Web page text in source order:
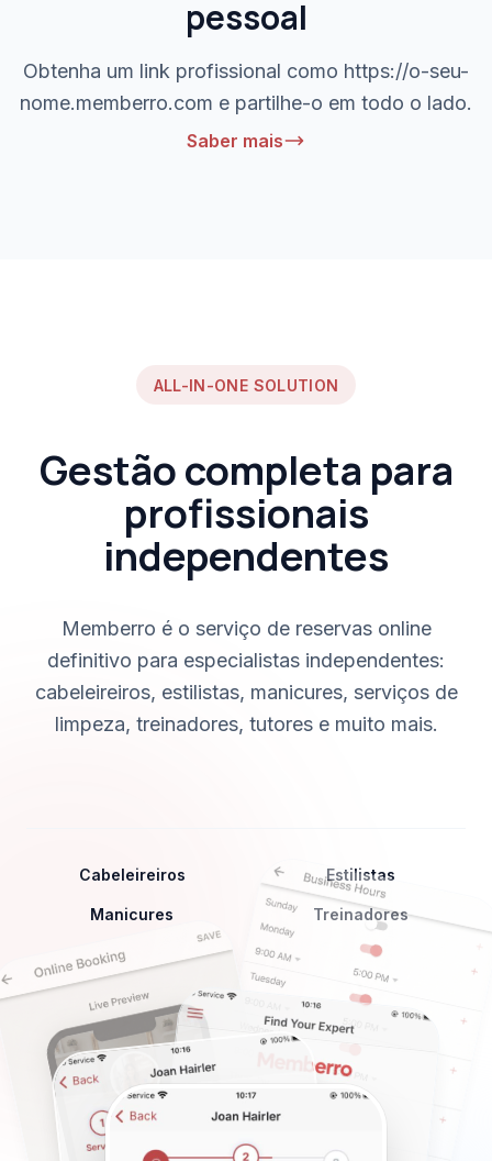
pessoal
Obtenha um link profissional como https://o-seu-
nome.memberro.com e partilhe-o em todo o lado.
Saber mais
ALL-IN-ONE SOLUTION
Gestão completa para
profissionais
independentes
Memberro é o serviço de reservas online
definitivo para especialistas independentes:
cabeleireiros, estilistas, manicures, serviços de
limpeza, treinadores, tutores e muito mais.
Cabeleireiros Estilistas
Manicures Treinadores